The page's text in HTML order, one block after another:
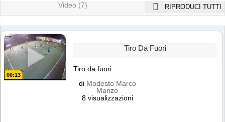
Video (7) RIPRODUCI TUTTI
00:13
Tiro Da Fuori
Tiro da fuori
di Modesto Marco
Manzo
8 visualizzazioni